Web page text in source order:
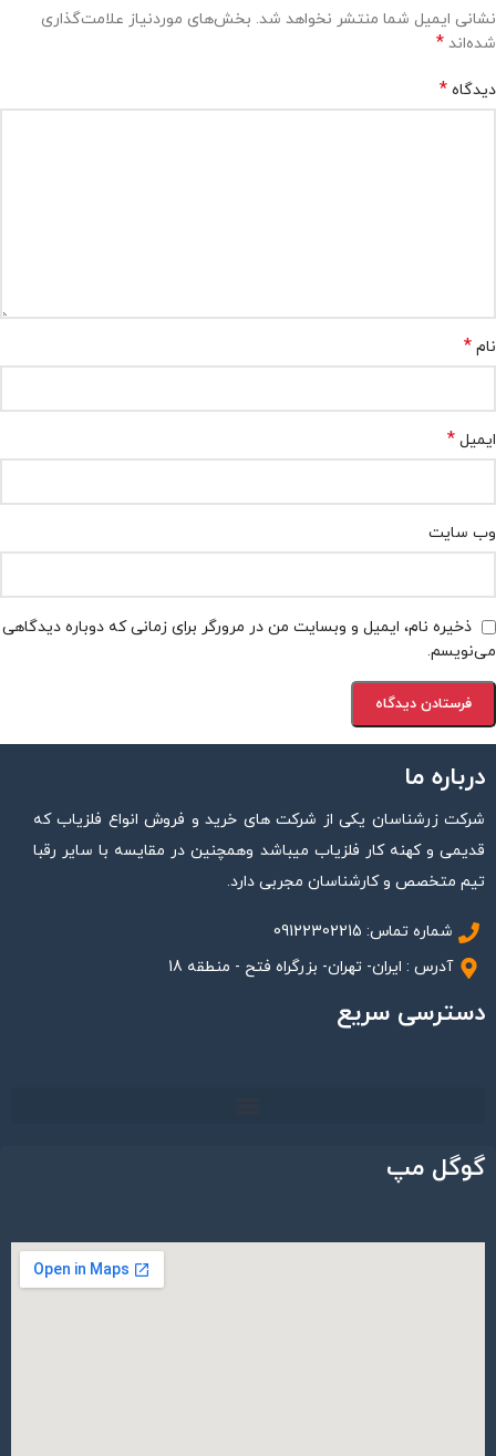
نشانی ایمیل شما منتشر نخواهد شد. بخش‌های موردنیاز علامت‌گذاری
شده‌اند *
دیدگاه *
نام *
ایمیل *
وب‌ سایت
ذخیره نام، ایمیل و وبسایت من در مرورگر برای زمانی که دوباره دیدگاهی
می‌نویسم.
درباره ما
شرکت زرشناسان یکی از شرکت های خرید و فروش انواع فلزیاب که
قدیمی و کهنه کار فلزیاب میباشد وهمچنین در مقایسه با سایر رقبا
تیم متخصص و کارشناسان مجربی دارد.
شماره تماس: 09122302215
آدرس : ایران- تهران- بزرگراه فتح - منطقه 18
دسترسی سریع
گوگل مپ